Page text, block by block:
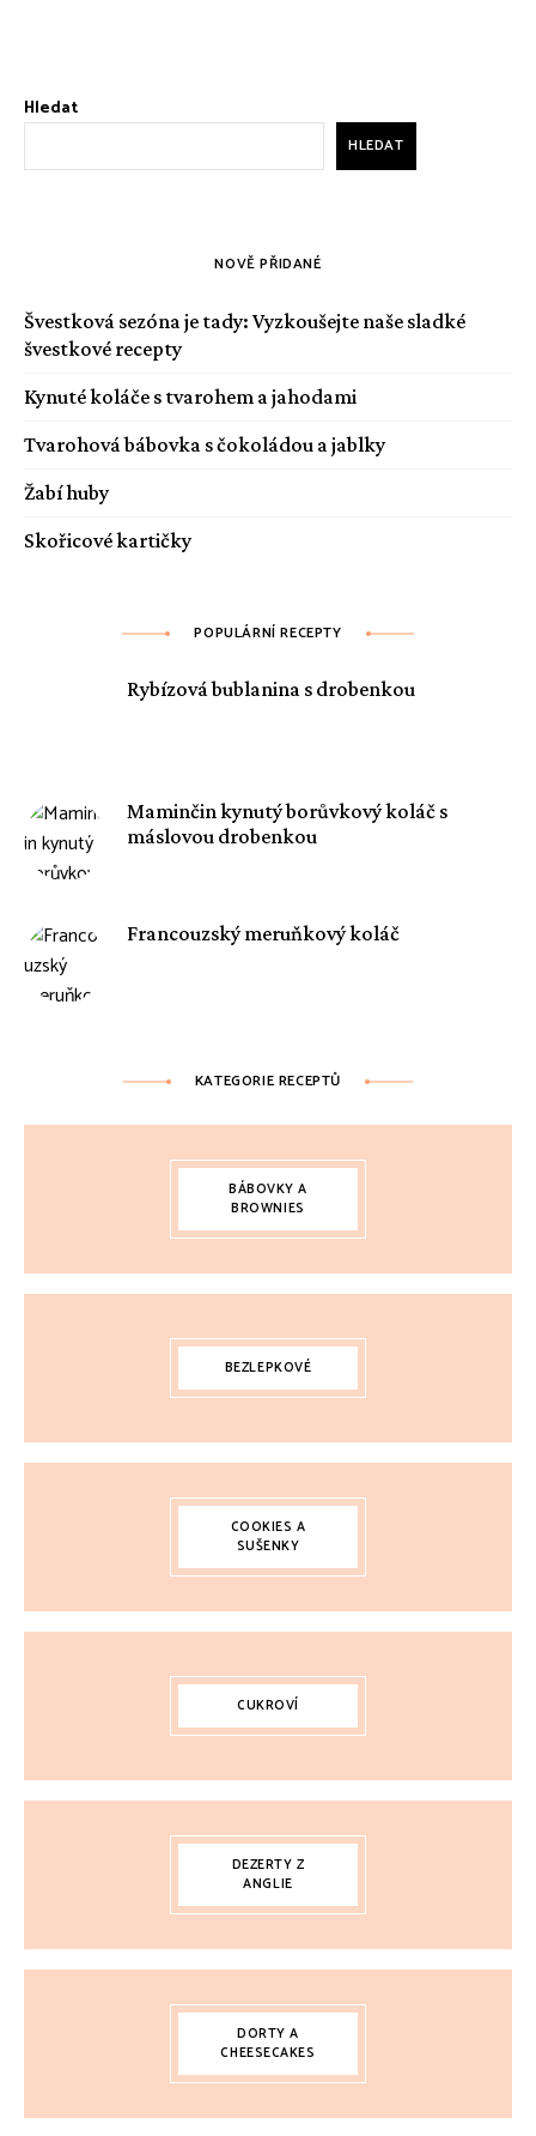
Hledat
HLEDAT
NOVĚ PŘIDANÉ
Švestková sezóna je tady: Vyzkoušejte naše sladké
švestkové recepty
Kynuté koláče s tvarohem a jahodami
Tvarohová bábovka s čokoládou a jablky
Žabí huby
Skořicové kartičky
POPULÁRNÍ RECEPTY
Rybízová bublanina s drobenkou
Maminčin kynutý borůvkový koláč s
máslovou drobenkou
Francouzský meruňkový koláč
KATEGORIE RECEPTŮ
BÁBOVKY A
BROWNIES
BEZLEPKOVÉ
COOKIES A
SUŠENKY
CUKROVÍ
DEZERTY Z
ANGLIE
DORTY A
CHEESECAKES